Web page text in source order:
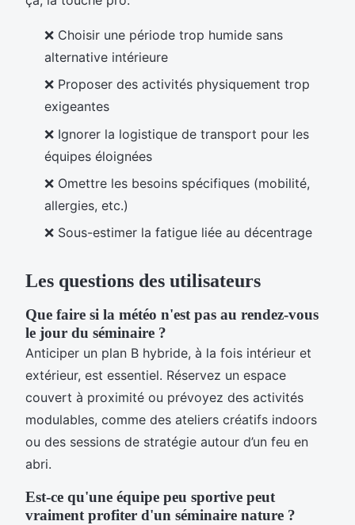
❌ Choisir une période trop humide sans
alternative intérieure
❌ Proposer des activités physiquement trop
exigeantes
❌ Ignorer la logistique de transport pour les
équipes éloignées
❌ Omettre les besoins spécifiques (mobilité,
allergies, etc.)
❌ Sous-estimer la fatigue liée au décentrage
Les questions des utilisateurs
Que faire si la météo n'est pas au rendez-vous
le jour du séminaire ?
Anticiper un plan B hybride, à la fois intérieur et
extérieur, est essentiel. Réservez un espace
couvert à proximité ou prévoyez des activités
modulables, comme des ateliers créatifs indoors
ou des sessions de stratégie autour d’un feu en
abri.
Est-ce qu'une équipe peu sportive peut
vraiment profiter d'un séminaire nature ?